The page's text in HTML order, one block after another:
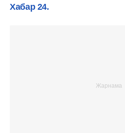
Хабар 24.